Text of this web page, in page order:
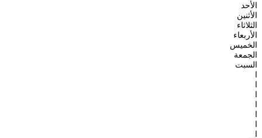
الأحد
الأثنين
الثلاثاء
الأربعاء
الخميس
الجمعة
السبت